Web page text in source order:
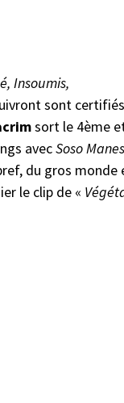
Insoumis,
sont certifiés
sort le 4ème
avecSoso
du gros monde
le clip de «